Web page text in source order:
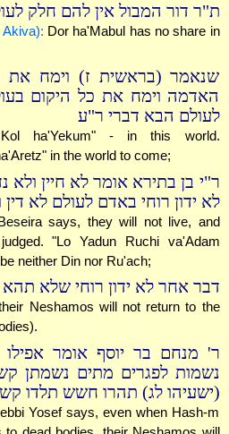
ת"ר דור המבול אין להם חלק
Dor ha'Mabul has no share in
שנאמר (בראשית ז) וימח את
האדמה וימח את כל היקום
לעולם הבא דברי ר"ע
ha'Yekum" - in this world.
in the world to come;
ר"י בן בתירא אומר לא חיין ולא
לא ידון רוחי באדם לעולם לא דין
says, they will not live, and
"Lo Yadun Ruchi va'Adam
neither Din nor Ru'ach;
דבר אחר לא ידון רוחי שלא
Neshamos will not return to the
ר' מנחם בר יוסף אומר
נשמות לפגרים מתים נשמתן
(ישעיהו לג) תהרו חשש תלדו
Yosef says, even when Hash-m